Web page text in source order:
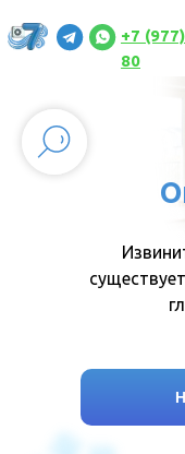
+7
80